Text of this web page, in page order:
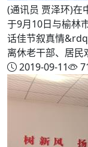
(通讯员 贾泽环)在
于9月10日与榆林
话佳节叙真情
离休老干部、居民
2019-09-11